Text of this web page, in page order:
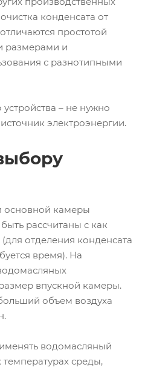
конденсата от
простотой
размерами и
с разнотипными
– не нужно
электроэнергии.
основной камеры
рассчитаны с как
отделения конденсата
время). На
впускной камеры.
объем воздуха
водомасляный
среды,